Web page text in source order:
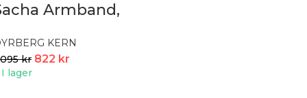
Armband,
KERN
095kr 822 kr
I lager